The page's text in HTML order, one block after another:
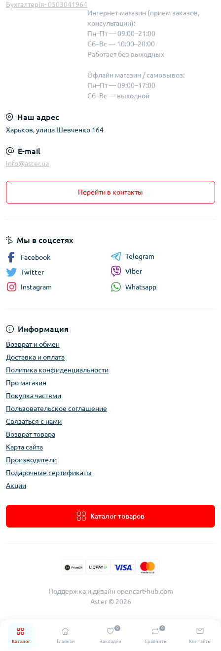
Каталог Главная Закладки
0
Сравнить
0
Контакты
Бухгалтерія- 0503041964
Интернет-магазин (прием заказов,
консультации):
Пн–Пт — 09:00–21:00
Сб–Вс — 10:00–20:00
Работает без выходных
Офлайн магазин / самовывоз:
Пн–Пт — 09:00–17:00
Сб–Вс — выходной
Наш адрес
Харьков, улица Шевченко 164
E-mail
info@aster.ua
Перейти в контакты
Информация
Возврат и обмен
Доставка и оплата
Политика конфиденциальности
Про магазин
Покупка частями
Пользовательское соглашение
Связаться с нами
Возврат товара
Карта сайта
Производители
Подарочные сертификаты
Акции
Каталог товаров
Мы в соцсетях
Facebook
Twitter
Instagram
Telegram
Viber
Whatsapp
Поддержка и дизайн opencart-hub.com
Aster © 2026